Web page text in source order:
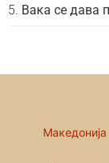
Вака се дава
Македонија